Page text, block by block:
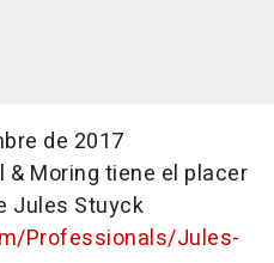
de 2017
Moring tiene el placer
Jules Stuyck
Professionals/Jules-